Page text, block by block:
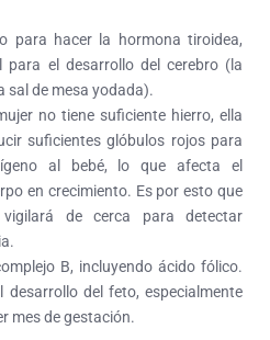
para hacer la hormona tiroidea,
para el desarrollo del cerebro (la
sal de mesa yodada).
no tiene suficiente hierro, ella
suficientes glóbulos rojos para
al bebé, lo que afecta el
en crecimiento. Es por esto que
de cerca para detectar
B, incluyendo ácido fólico.
desarrollo del feto, especialmente
mes de gestación.